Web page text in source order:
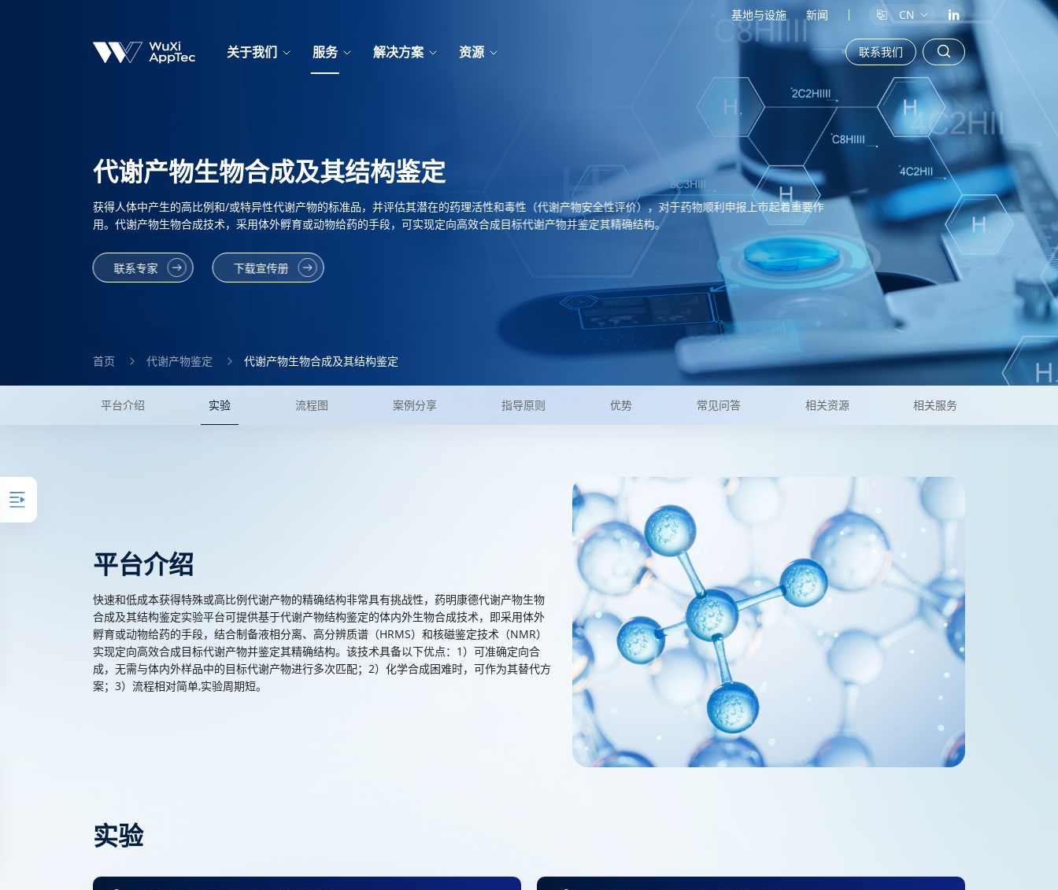
基地与设施 新闻 CN
关于我们 服务 解决方案 资源 联系我们
代谢产物生物合成及其结构鉴定
获得人体中产生的高比例和/或特异性代谢产物的标准品，并评估其潜在的药理活性和毒性（代谢产物安全性评价），对于药物顺利申报上市起着重要作
用。代谢产物生物合成技术，采用体外孵育或动物给药的手段，可实现定向高效合成目标代谢产物并鉴定其精确结构。
联系专家 下载宣传册
首页 代谢产物鉴定 代谢产物生物合成及其结构鉴定
平台介绍 实验 流程图 案例分享 指导原则 优势 常见问答 相关资源 相关服务
平台介绍
快速和低成本获得特殊或高比例代谢产物的精确结构非常具有挑战性，药明康德代谢产物生物
合成及其结构鉴定实验平台可提供基于代谢产物结构鉴定的体内外生物合成技术，即采用体外
孵育或动物给药的手段，结合制备液相分离、高分辨质谱（HRMS）和核磁鉴定技术（NMR）
实现定向高效合成目标代谢产物并鉴定其精确结构。该技术具备以下优点：1）可准确定向合
成，无需与体内外样品中的目标代谢产物进行多次匹配；2）化学合成困难时，可作为其替代方
案；3）流程相对简单,实验周期短。
实验